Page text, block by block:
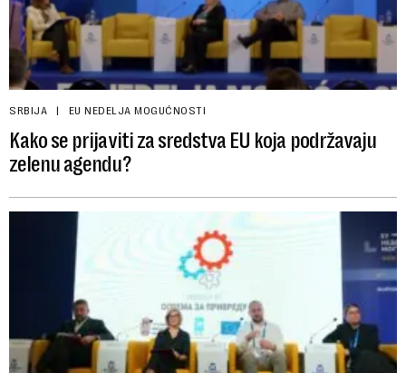
SRBIJA EU NEDELJA MOGUĆNOSTI
Kako se prijaviti za sredstva EU koja podržavaju
zelenu agendu?